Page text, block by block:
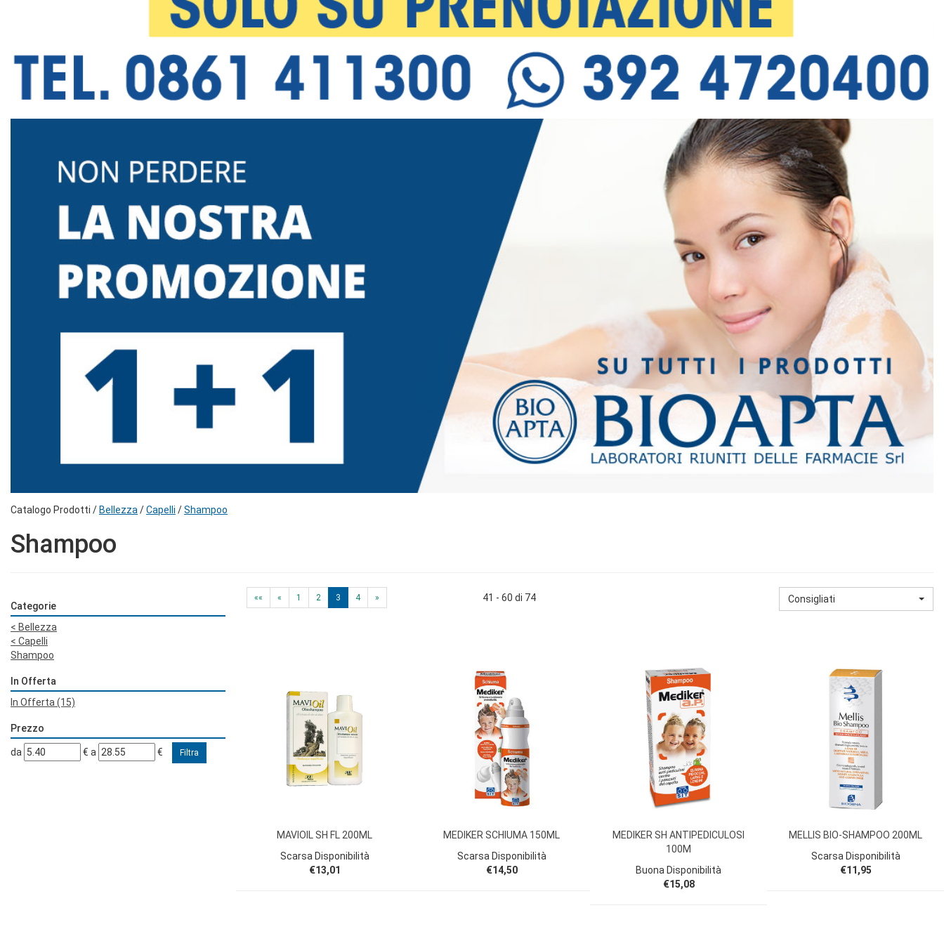
Catalogo Prodotti / Bellezza /Capelli /Shampoo
Shampoo
Categorie
< Bellezza
< Capelli
Shampoo
In Offerta
In Offerta (15)
Prezzo
filtra
da € filtra
a €
«« « 1 2 3 4 » 41 - 60 di 74 Consigliati
MAVIOIL SH FL 200ML
Scarsa Disponibilità
€13,01
MEDIKER SCHIUMA 150ML
Scarsa Disponibilità
€14,50
MEDIKER SH ANTIPEDICULOSI
100M
Buona Disponibilità
€15,08
MELLIS BIO-SHAMPOO 200ML
Scarsa Disponibilità
€11,95